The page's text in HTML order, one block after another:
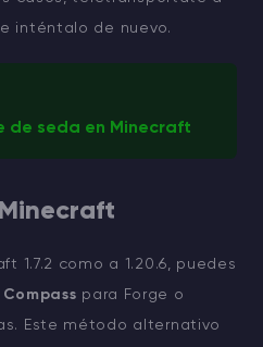
inténtalo de nuevo.
de seda en Minecraft
1.7.2 como a 1.20.6, puedes
para Forge o
Este método alternativo